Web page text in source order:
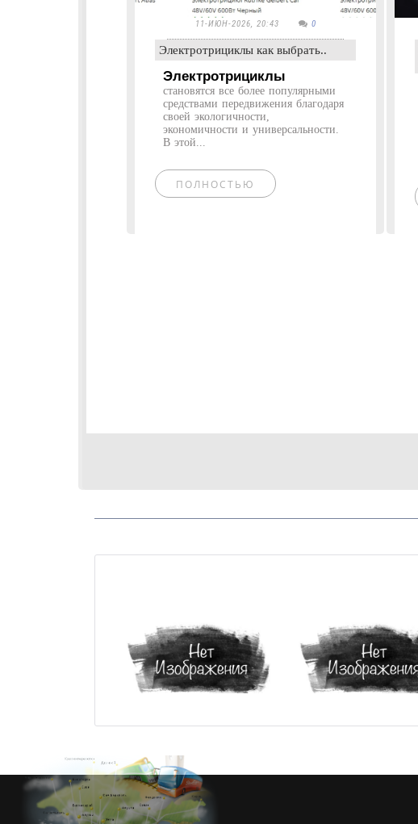
11-ИЮН-2026, 20:43 0
Электротрициклы как выбрать..
Электротрициклы
становятся все более популярными
средствами передвижения благодаря
своей экологичности,
экономичности и универсальности.
В этой...
ПОЛНОСТЬЮ